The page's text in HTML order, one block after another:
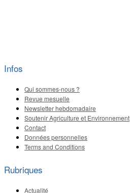
Infos
Qui sommes-nous ?
Revue mesuelle
Newsletter hebdomadaire
Soutenir Agriculture et Environnement
Contact
Données personnelles
Terms and Conditions
Rubriques
Actualité